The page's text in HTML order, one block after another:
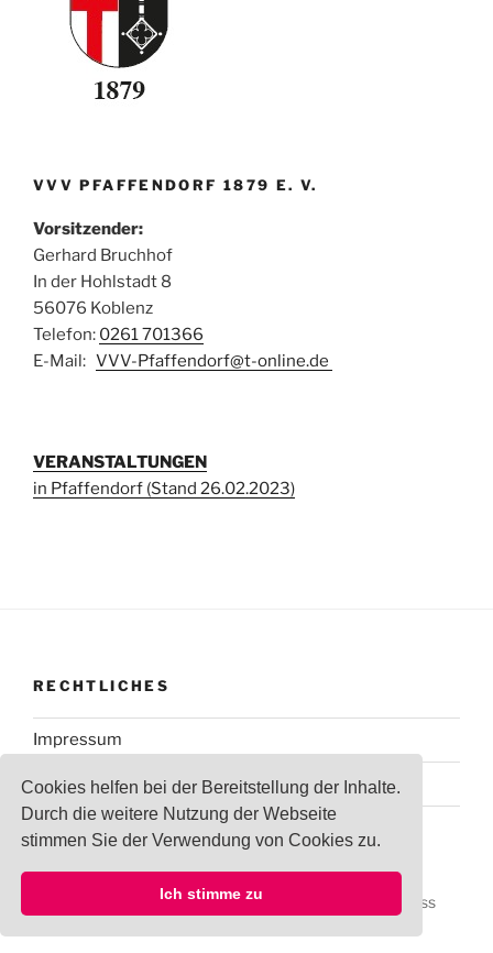
Cookies helfen bei der Bereitstellung der Inhalte.
Durch die weitere Nutzung der Webseite
stimmen Sie der Verwendung von Cookies zu.
Ich stimme zu
VVV PFAFFENDORF 1879 E. V.
Vorsitzender:
Gerhard Bruchhof
In der Hohlstadt 8
56076 Koblenz
Telefon: 0261 701366
E-Mail: VVV-Pfaffendorf@t-online.de
VERANSTALTUNGEN
in Pfaffendorf (Stand 26.02.2023)
RECHTLICHES
Impressum
Datenschutzerklärung
Datenschutzerklärung Stolz präsentiert von WordPress